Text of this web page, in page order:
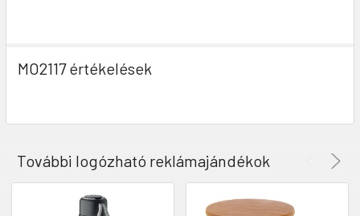
MO2117 értékelések
További logózható reklámajándékok